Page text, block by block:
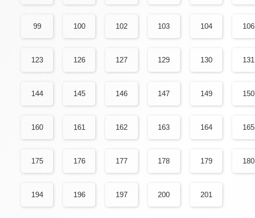
99 100 102 103 104 106
123 126 127 129 130 131
144 145 146 147 149 150
160 161 162 163 164 165
175 176 177 178 179 180
194 196 197 200 201